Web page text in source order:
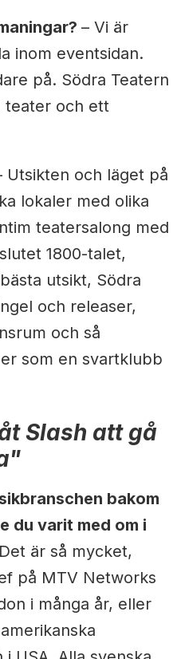
– Vi är
inom eventsidan.
på. Södra Teatern
teater och ett
Utsikten och läget på
lokaler med olika
teatersalong med
1800-talet,
utsikt, Södra
och releaser,
och så
som en svartklubb
Slash att gå
bakom
du varit med om i
Det är så mycket,
på MTV Networks
i många år, eller